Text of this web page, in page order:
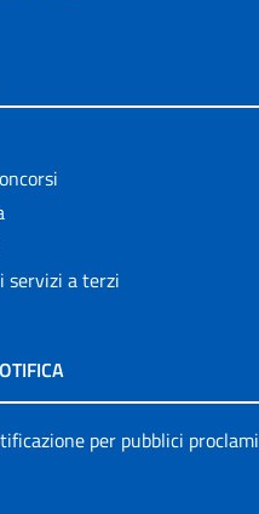
servizi a terzi
per pubblici proclami